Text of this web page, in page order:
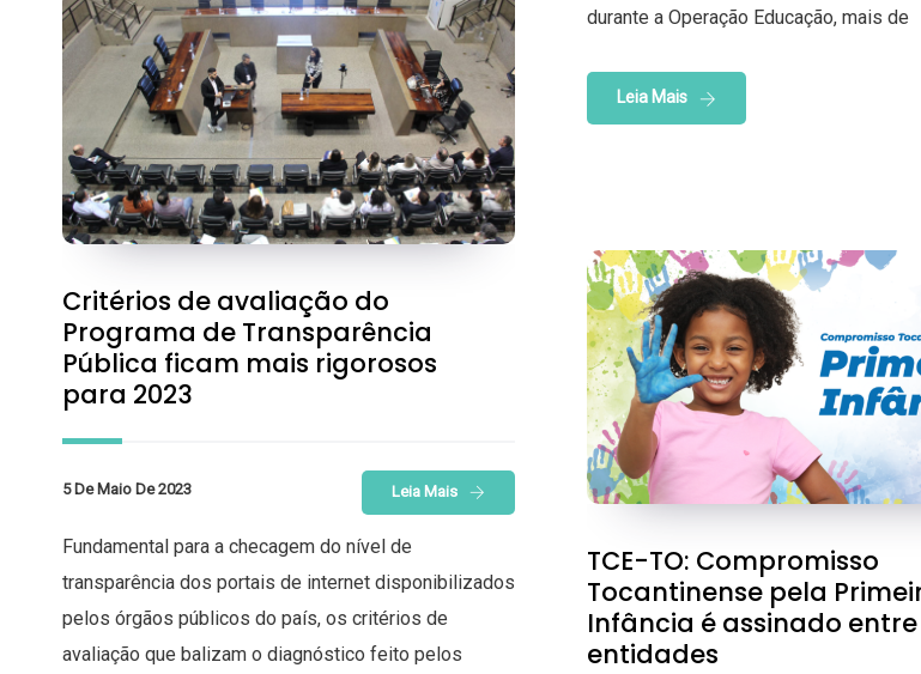
durante a Operação Educação, mais de
Leia Mais
Critérios de avaliação do
Programa de Transparência
Pública ficam mais rigorosos
para 2023
5 De Maio De 2023 Leia Mais
Fundamental para a checagem do nível de
transparência dos portais de internet disponibilizados
pelos órgãos públicos do país, os critérios de
avaliação que balizam o diagnóstico feito pelos
TCE-TO: Compromisso
Tocantinense pela
Infância é assinado entre
entidades